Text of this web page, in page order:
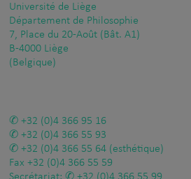
Université de Liège
Département de Philosophie
7, Place du 20-Août (Bât. A1)
B-4000 Liège
(Belgique)
+32 (0)4 366 95 16
+32 (0)4 366 55 93
+32 (0)4 366 55 64 (esthétique)
Fax +32 (0)4 366 55 59